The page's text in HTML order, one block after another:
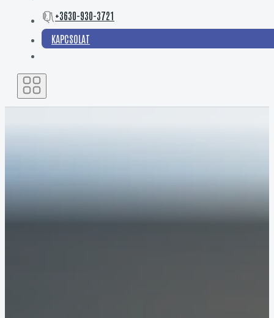
+3630-930-3721
KAPCSOLAT